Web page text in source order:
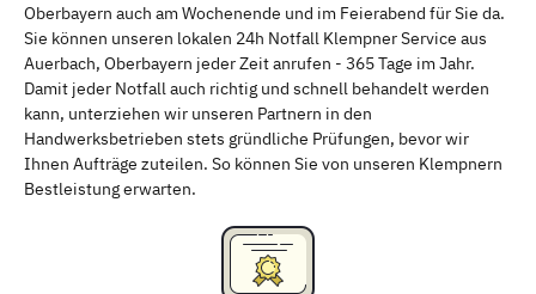
Schweinfurt Passau
Freising Rudelsdorf, Mittelfranken
Oberbayern auch am Wochenende und im Feierabend für Sie da.
Sie können unseren lokalen 24h Notfall Klempner Service aus
Auerbach, Oberbayern jeder Zeit anrufen - 365 Tage im Jahr.
Damit jeder Notfall auch richtig und schnell behandelt werden
kann, unterziehen wir unseren Partnern in den
Handwerksbetrieben stets gründliche Prüfungen, bevor wir
Ihnen Aufträge zuteilen. So können Sie von unseren Klempnern
Bestleistung erwarten.